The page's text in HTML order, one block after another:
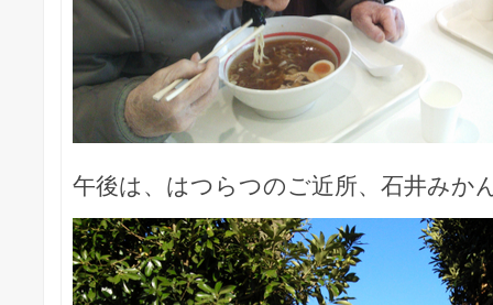
午後は、はつらつのご近所、石井みか